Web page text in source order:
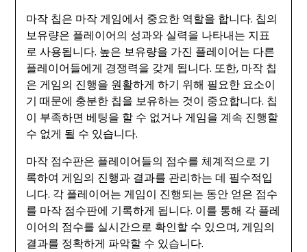
마작 칩은 마작 게임에서 중요한 역할을 합니다. 칩의
보유량은 플레이어의 성과와 실력을 나타내는 지표
로 사용됩니다. 높은 보유량을 가진 플레이어는 다른
플레이어들에게 경쟁력을 갖게 됩니다. 또한, 마작 칩
은 게임의 진행을 원활하게 하기 위해 필요한 요소이
기 때문에 충분한 칩을 보유하는 것이 중요합니다. 칩
이 부족하면 베팅을 할 수 없거나 게임을 계속 진행할
수 없게 될 수 있습니다.
마작 점수판은 플레이어들의 점수를 체계적으로 기
록하여 게임의 진행과 결과를 관리하는 데 필수적입
니다. 각 플레이어는 게임이 진행되는 동안 얻은 점수
를 마작 점수판에 기록하게 됩니다. 이를 통해 각 플레
이어의 점수를 실시간으로 확인할 수 있으며, 게임의
결과를 정확하게 파악할 수 있습니다.